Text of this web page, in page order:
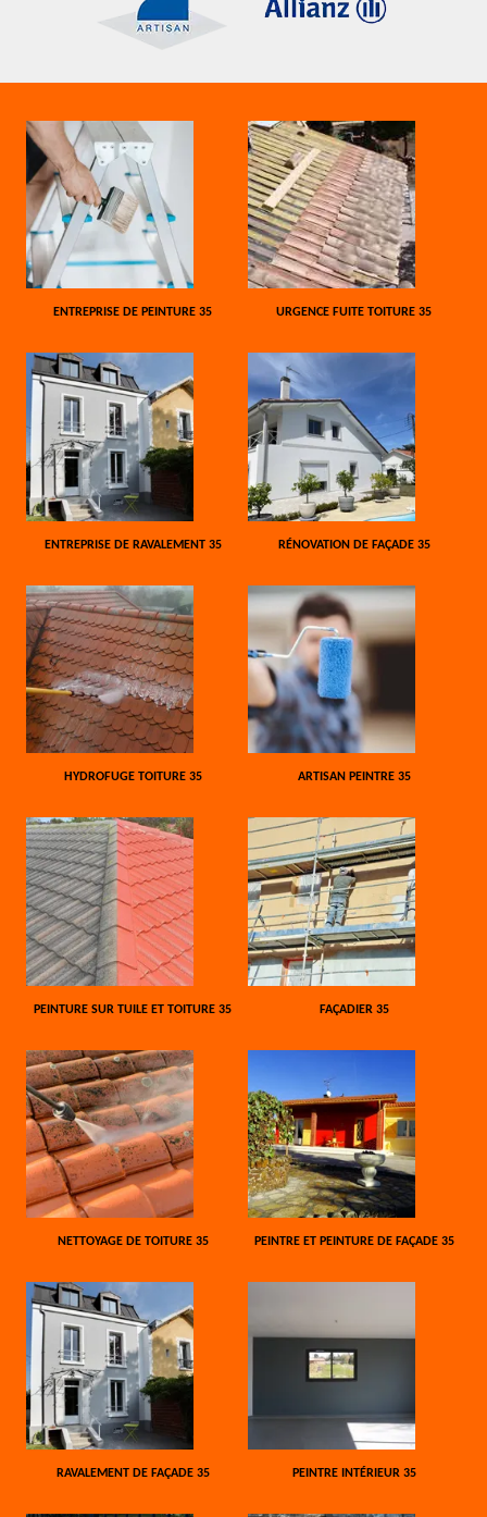
ENTREPRISE DE PEINTURE 35 URGENCE FUITE TOITURE 35
ENTREPRISE DE RAVALEMENT 35 RÉNOVATION DE FAÇADE 35
HYDROFUGE TOITURE 35 ARTISAN PEINTRE 35
PEINTURE SUR TUILE ET TOITURE 35 FAÇADIER 35
NETTOYAGE DE TOITURE 35 PEINTRE ET PEINTURE DE FAÇADE 35
RAVALEMENT DE FAÇADE 35 PEINTRE INTÉRIEUR 35